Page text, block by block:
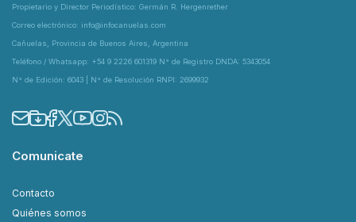
Propietario y Director Periodístico: Germán R. Hergenrether
Correo electrónico: info@infocanuelas.com
Cañuelas, Provincia de Buenos Aires, Argentina
Teléfono / Whatsapp: +54 9 2226 601319 N° de Registro DNDA: 5343054
N° de Edición: 6043 | N° de Resolución RNPI: 2699932
Comunicate
Contacto
Quiénes somos